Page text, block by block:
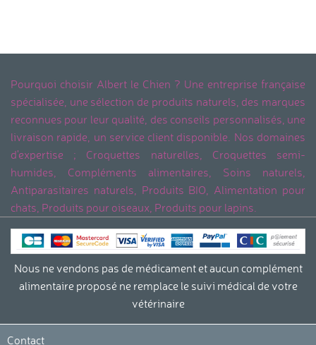
Pourquoi choisir Albert le Chien ? Une entreprise française
spécialisée, une sélection de produits naturels, des marques
reconnues pour leur qualité, des conseils personnalisés, une
livraison rapide, un service client disponible. Nos domaines
d'expertise ; Croquettes naturelles, Croquettes semi-
humides, Compléments alimentaires, Soins naturels,
Antiparasitaires naturels, Produits BIO, Alimentation pour
chats, Produits pour oiseaux, Produits pour lapins.
Nous ne vendons pas de médicament et aucun complément
alimentaire proposé ne remplace le suivi médical de votre
vétérinaire
Contact
La protection de votre vie privée